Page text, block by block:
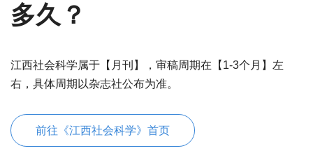
多久？
江西社会科学属于【月刊】，审稿周期在【1-3个月】左
右，具体周期以杂志社公布为准。
前往《江西社会科学》首页